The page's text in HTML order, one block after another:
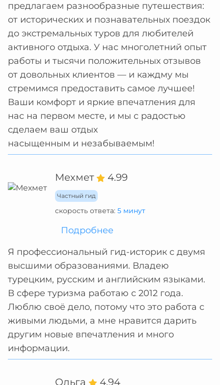
предлагаем разнообразные путешествия:
от исторических и познавательных поездок
до экстремальных туров для любителей
активного отдыха. У нас многолетний опыт
работы и тысячи положительных отзывов
от довольных клиентов — и каждму мы
стремимся предоставить самое лучшее!
Ваши комфорт и яркие впечатления для
нас на первом месте, и мы с радостью
сделаем ваш отдых
насыщенным и незабываемым!
Мехмет 4.99
Частный гид
скорость ответа: 5 минут
Подробнее
Я профессиональный гид-историк с двумя
высшими образованиями. Владею
турецким, русским и английским языками.
В сфере туризма работаю с 2012 года.
Люблю своё дело, потому что это работа с
живыми людьми, а мне нравится дарить
другим новые впечатления и много
информации.
Ольга 4.94